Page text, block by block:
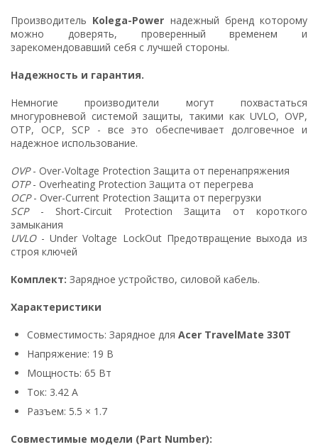
Производитель Kolega-Power надежный бренд которому
можно доверять, проверенный временем и
зарекомендовавший себя с лучшей стороны.
Надежность и гарантия.
Немногие производители могут похвастаться
многуровневой системой защиты, такими как UVLO, OVP,
OTP, OCP, SCP - все это обеспечивает долговечное и
надежное использование.
OVP- Over-Voltage Protection Защита от перенапряжения
OTP- Overheating Protection Защита от перегрева
OCP- Over-Current Protection Защита от перегрузки
SCP- Short-Circuit Protection Защита от короткого
замыкания
UVLO- Under Voltage LockOut Предотвращение выхода из
строя ключей
Комплект: Зарядное устройство, силовой кабель.
Характеристики
Совместимость: Зарядное для Acer TravelMate 330T
Напряжение: 19 В
Мощность: 65 Вт
Ток: 3.42 А
Разъем: 5.5 × 1.7
Совместимые модели (Part Number):